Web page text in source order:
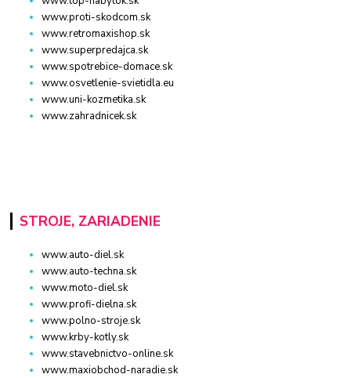
www.proti-skodcom.sk
www.retromaxishop.sk
www.superpredajca.sk
www.spotrebice-domace.sk
www.osvetlenie-svietidla.eu
www.uni-kozmetika.sk
www.zahradnicek.sk
STROJE, ZARIADENIE
www.auto-diel.sk
www.auto-techna.sk
www.moto-diel.sk
www.profi-dielna.sk
www.polno-stroje.sk
www.krby-kotly.sk
www.stavebnictvo-online.sk
www.maxiobchod-naradie.sk